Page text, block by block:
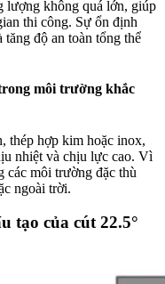
lượng không quá lớn, giúp
thi công. Sự ổn định
tăng độ an toàn tổng thể
môi trường khắc
thép hợp kim hoặc inox,
nhiệt và chịu lực cao. Vì
các môi trường đặc thù
ngoài trời.
tạo của cút 22.5°